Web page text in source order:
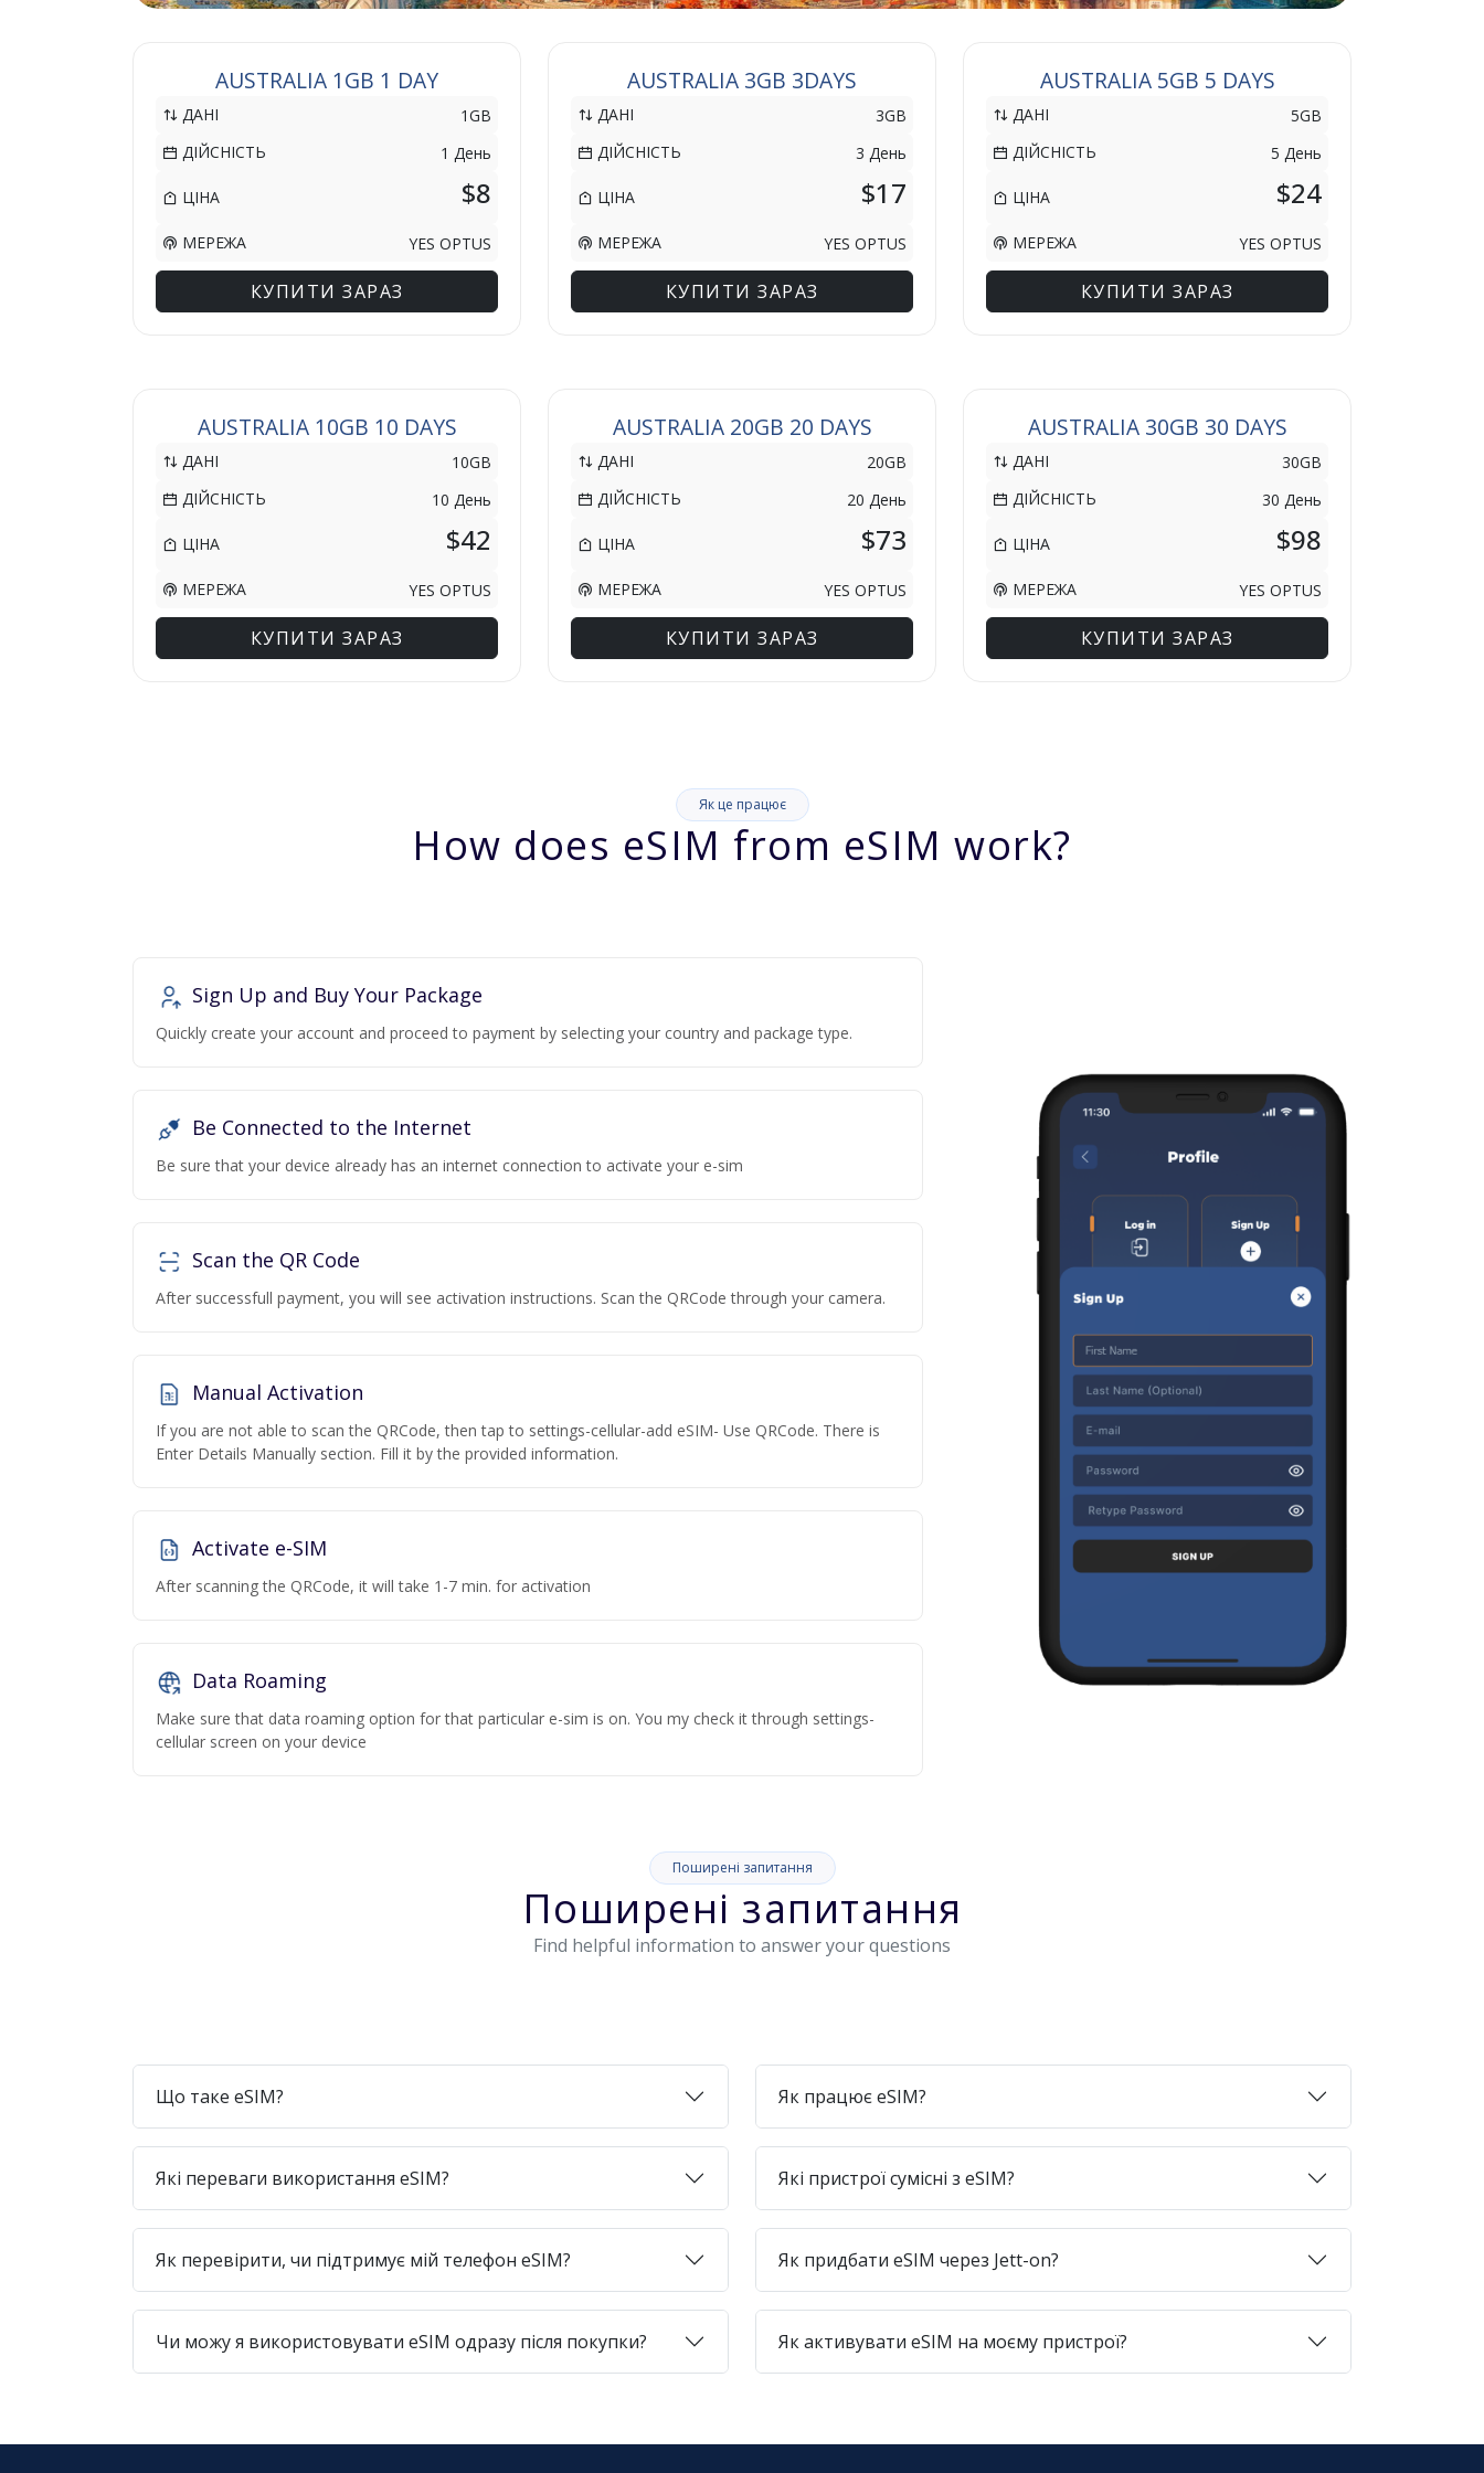
AUSTRALIA 1GB 1 DAY
ДАНІ
1GB
ДІЙСНІСТЬ
1 День
ЦІНА $8
МЕРЕЖА YES OPTUS
КУПИТИ ЗАРАЗ
AUSTRALIA 3GB 3DAYS
ДАНІ
3GB
ДІЙСНІСТЬ
3 День
ЦІНА $17
МЕРЕЖА YES OPTUS
КУПИТИ ЗАРАЗ
AUSTRALIA 5GB 5 DAYS
ДАНІ
5GB
ДІЙСНІСТЬ
5 День
ЦІНА $24
МЕРЕЖА YES OPTUS
КУПИТИ ЗАРАЗ
AUSTRALIA 10GB 10 DAYS
ДАНІ
10GB
ДІЙСНІСТЬ
10 День
ЦІНА $42
МЕРЕЖА YES OPTUS
КУПИТИ ЗАРАЗ
AUSTRALIA 20GB 20 DAYS
ДАНІ
20GB
ДІЙСНІСТЬ
20 День
ЦІНА $73
МЕРЕЖА YES OPTUS
КУПИТИ ЗАРАЗ
AUSTRALIA 30GB 30 DAYS
ДАНІ
30GB
ДІЙСНІСТЬ
30 День
ЦІНА $98
МЕРЕЖА YES OPTUS
КУПИТИ ЗАРАЗ
Як це працює
How does eSIM from eSIM work?
Sign Up and Buy Your Package
Quickly create your account and proceed to payment by selecting your country and package type.
Be Connected to the Internet
Be sure that your device already has an internet connection to activate your e-sim
Scan the QR Code
After successfull payment, you will see activation instructions. Scan the QRCode through your camera.
Manual Activation
If you are not able to scan the QRCode, then tap to settings-cellular-add eSIM- Use QRCode. There is
Enter Details Manually section. Fill it by the provided information.
Activate e-SIM
After scanning the QRCode, it will take 1-7 min. for activation
Data Roaming
Make sure that data roaming option for that particular e-sim is on. You my check it through settings-
cellular screen on your device
Поширені запитання
Поширені запитання
Find helpful information to answer your questions
Що таке eSIM? Як працює eSIM?
Які переваги використання eSIM? Які пристрої сумісні з eSIM?
Як перевірити, чи підтримує мій телефон eSIM? Як придбати eSIM через Jett-on?
Чи можу я використовувати eSIM одразу після покупки? Як активувати eSIM на моєму пристрої?